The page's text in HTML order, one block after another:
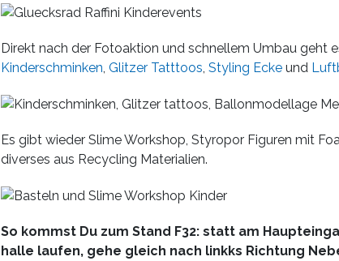
Direkt nach der Fotoaktion und schnellem Umbau geht
Kinderschminken, Glitzer Tatttoos, Styling Eckeund
Es gibt wieder Slime Workshop, Styropor Figuren mit
diverses aus Recycling Materialien.
So kommst Du zum Stand F32: statt am
halle laufen, gehe gleich nach linkks Richtung